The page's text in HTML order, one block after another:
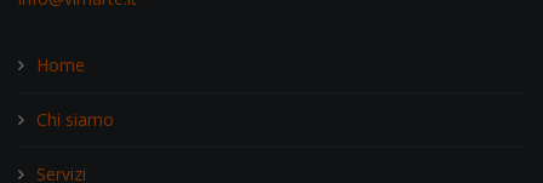
Home
Chi siamo
Servizi